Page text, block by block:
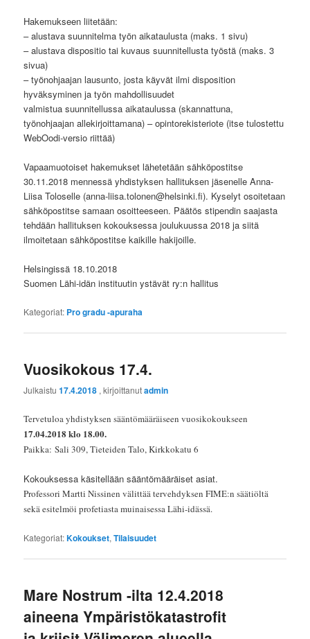
Hakemukseen liitetään:
– alustava suunnitelma työn aikataulusta (maks. 1 sivu)
– alustava dispositio tai kuvaus suunnitellusta työstä (maks. 3
sivua)
– työnohjaajan lausunto, josta käyvät ilmi disposition
hyväksyminen ja työn mahdollisuudet
valmistua suunnitellussa aikataulussa (skannattuna,
työnohjaajan allekirjoittamana) – opintorekisteriote (itse tulostettu
WebOodi-versio riittää)
Vapaamuotoiset hakemukset lähetetään sähköpostitse
30.11.2018 mennessä yhdistyksen hallituksen jäsenelle Anna-
Liisa Toloselle (anna-liisa.tolonen@helsinki.fi). Kyselyt osoitetaan
sähköpostitse samaan osoitteeseen. Päätös stipendin saajasta
tehdään hallituksen kokouksessa joulukuussa 2018 ja siitä
ilmoitetaan sähköpostitse kaikille hakijoille.
Helsingissä 18.10.2018
Suomen Lähi-idän instituutin ystävät ry:n hallitus
Kategoriat: Pro gradu -apuraha
Vuosikokous 17.4.
Julkaistu17.4.2018 , kirjoittanutadmin
Tervetuloa yhdistyksen sääntömääräiseen vuosikokoukseen
17.04.2018 klo 18.00.
Paikka: Sali 309, Tieteiden Talo, Kirkkokatu 6
Kokouksessa käsitellään sääntömääräiset asiat.
Professori Martti Nissinen välittää tervehdyksen FIME:n säätiöltä
sekä esitelmöi profetiasta muinaisessa Lähi-idässä.
Kategoriat:Kokoukset,Tilaisuudet
Mare Nostrum -ilta 12.4.2018
aineena Ympäristökatastrofit